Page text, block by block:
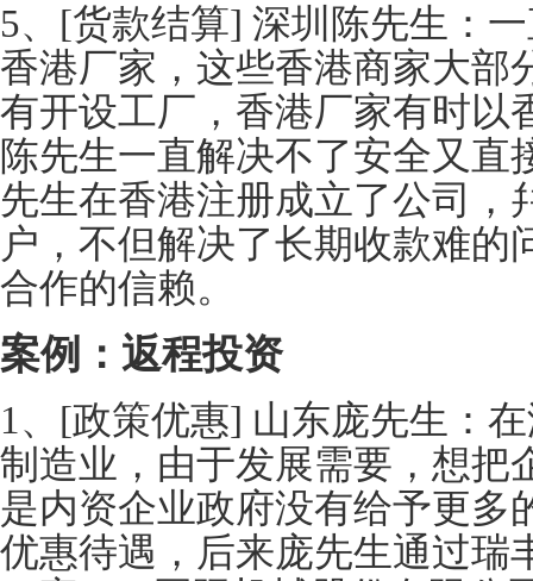
5、[货款结算] 深圳陈先生：
香港厂家，这些香港商家大部
有开设工厂，香港厂家有时以
陈先生一直解决不了安全又直
先生在香港注册成立了公司，
户，不但解决了长期收款难的
合作的信赖。
案例：返程投资
1、[政策优惠] 山东庞先生：
制造业，由于发展需要，想把
是内资企业政府没有给予更多
优惠待遇，后来庞先生通过瑞